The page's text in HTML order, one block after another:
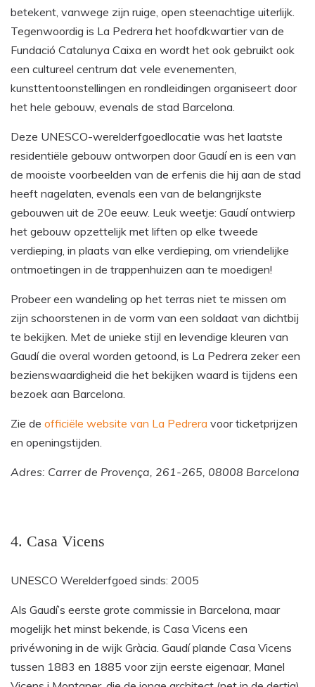
betekent, vanwege zijn ruige, open steenachtige uiterlijk.
Tegenwoordig is La Pedrera het hoofdkwartier van de
Fundació Catalunya Caixa en wordt het ook gebruikt ook
een cultureel centrum dat vele evenementen,
kunsttentoonstellingen en rondleidingen organiseert door
het hele gebouw, evenals de stad Barcelona.
Deze UNESCO-werelderfgoedlocatie was het laatste
residentiële gebouw ontworpen door Gaudí en is een van
de mooiste voorbeelden van de erfenis die hij aan de stad
heeft nagelaten, evenals een van de belangrijkste
gebouwen uit de 20e eeuw. Leuk weetje: Gaudí ontwierp
het gebouw opzettelijk met liften op elke tweede
verdieping, in plaats van elke verdieping, om vriendelijke
ontmoetingen in de trappenhuizen aan te moedigen!
Probeer een wandeling op het terras niet te missen om
zijn schoorstenen in de vorm van een soldaat van dichtbij
te bekijken. Met de unieke stijl en levendige kleuren van
Gaudí die overal worden getoond, is La Pedrera zeker een
bezienswaardigheid die het bekijken waard is tijdens een
bezoek aan Barcelona.
Zie de officiële website van La Pedrera voor ticketprijzen
en openingstijden.
Adres: Carrer de Provença, 261-265, 08008 Barcelona
4. Casa Vicens
UNESCO Werelderfgoed sinds: 2005
Als Gaudí’s eerste grote commissie in Barcelona, maar
mogelijk het minst bekende, is Casa Vicens een
privéwoning in de wijk Gràcia. Gaudí plande Casa Vicens
tussen 1883 en 1885 voor zijn eerste eigenaar, Manel